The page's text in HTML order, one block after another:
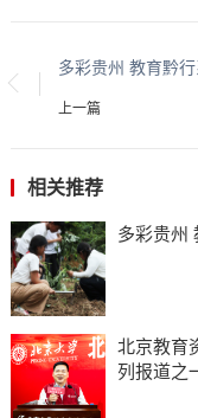
上一篇
相关推荐
北京教育
列报道之